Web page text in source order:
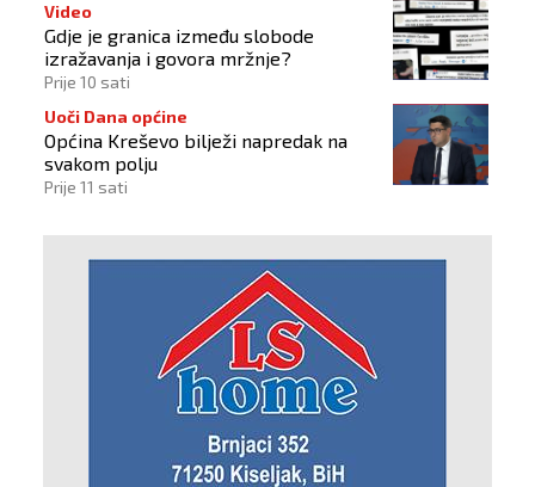
Video
Gdje je granica između slobode
izražavanja i govora mržnje?
Prije 10 sati
Uoči Dana općine
Općina Kreševo bilježi napredak na
svakom polju
Prije 11 sati